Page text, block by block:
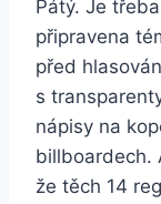
Pátý. Je
připravena
před
s
nápisy na
billboardech.
že těch 14